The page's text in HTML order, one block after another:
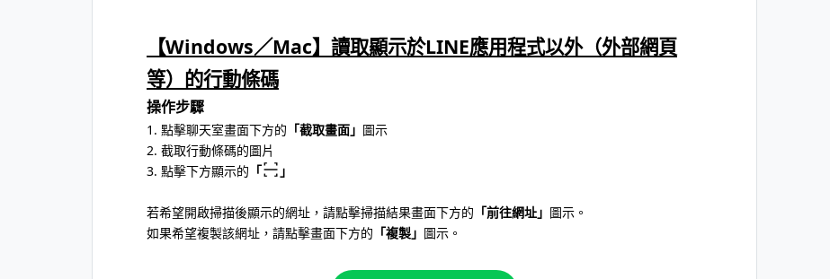
【Windows／Mac】讀取顯示於LINE應用程式以外（外部網頁
等）的行動條碼
操作步驟
1. 點擊聊天室畫面下方的 「截取畫面」 圖示
2. 截取行動條碼的圖片
3. 點擊下方顯示的 「 」
若希望開啟掃描後顯示的網址，請點擊掃描結果畫面下方的 「前往網址」 圖示。
如果希望複製該網址，請點擊畫面下方的 「複製」 圖示。